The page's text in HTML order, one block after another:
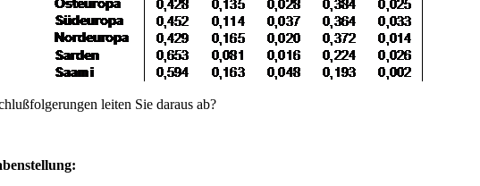
leiten Sie daraus ab?
: